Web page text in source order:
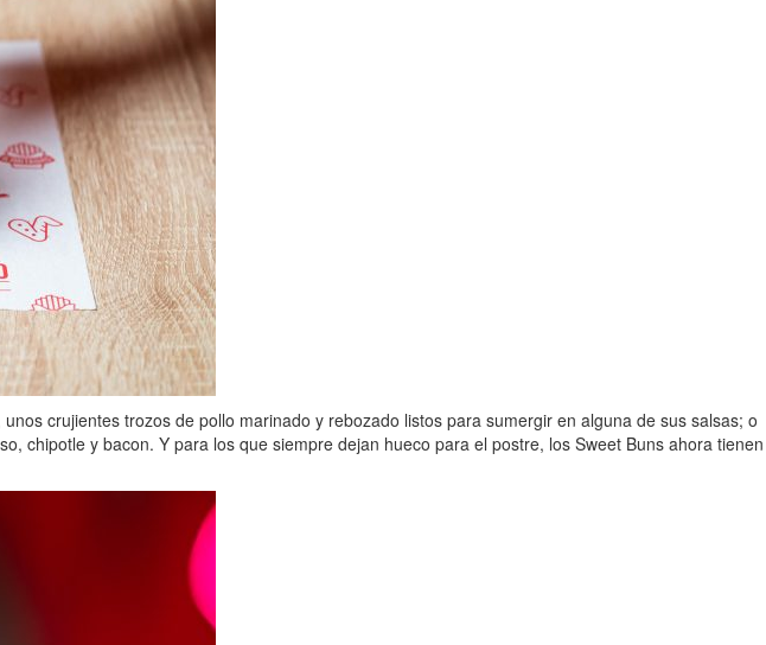
crujientes trozos de pollo marinado y rebozado listos para sumergir en alguna de sus salsas; o
chipotle y bacon. Y para los que siempre dejan hueco para el postre, los Sweet Buns ahora tienen